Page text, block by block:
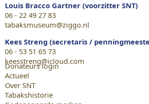
Louis Bracco Gartner (voorzitter SNT)
06 - 22 49 27 83
tabaksmuseum@ziggo.nl
Kees Streng (secretaris /
06 - 53 51 65 73
keesstreng@icloud.com
Donateurs login
Actueel
Over SNT
Tabakshistorie